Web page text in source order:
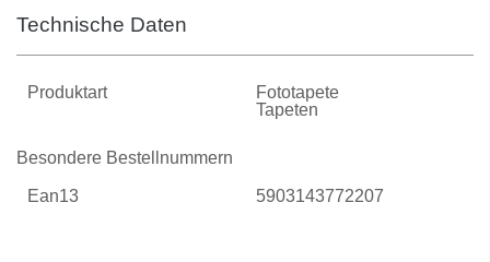
Technische Daten
Produktart
Fototapete
Tapeten
Besondere Bestellnummern
Ean13 5903143772207